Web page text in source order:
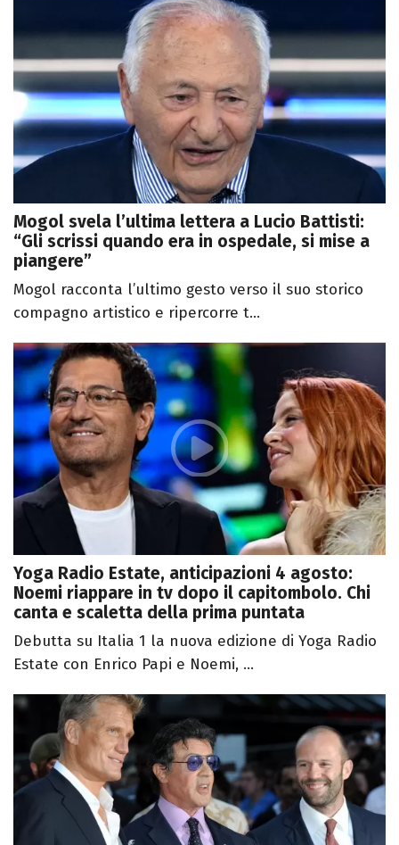
Mogol svela l’ultima lettera a Lucio Battisti:
“Gli scrissi quando era in ospedale, si mise a
piangere”
Mogol racconta l’ultimo gesto verso il suo storico
compagno artistico e ripercorre t...
Yoga Radio Estate, anticipazioni 4 agosto:
Noemi riappare in tv dopo il capitombolo. Chi
canta e scaletta della prima puntata
Debutta su Italia 1 la nuova edizione di Yoga Radio
Estate con Enrico Papi e Noemi, ...